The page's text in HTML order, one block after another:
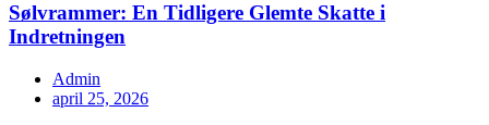
Sølvrammer: En Tidligere Glemte Skatte i
Indretningen
Admin
april 25, 2026